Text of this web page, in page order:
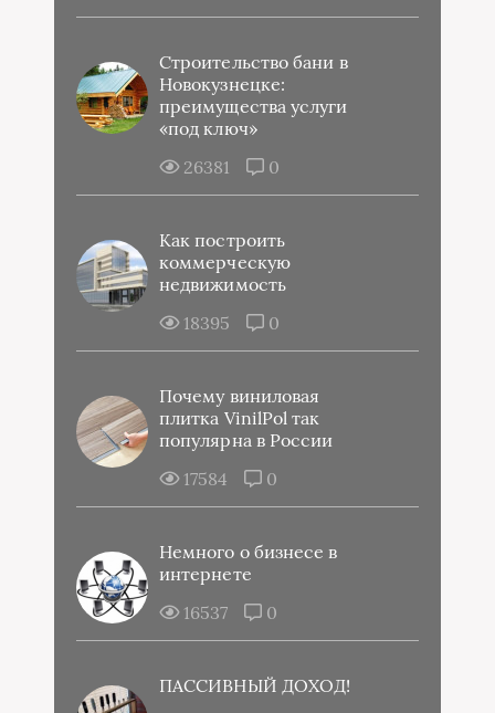
Строительство бани в
Новокузнецке:
преимущества услуги
«под ключ»
26381
0
Как построить
коммерческую
недвижимость
18395
0
Почему виниловая
плитка VinilPol так
популярна в России
17584
0
Немного о бизнесе в
интернете
16537
0
ПАССИВНЫЙ ДОХОД!